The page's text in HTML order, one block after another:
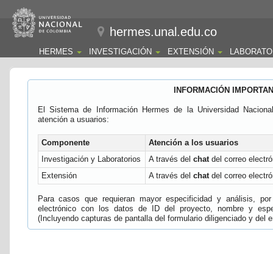
hermes.unal.edu.co
HERMES INVESTIGACIÓN EXTENSIÓN
INFORMACIÓN
El Sistema de Información Hermes de la Universidad
atención a usuarios:
Componente
Atención a los usuarios
Investigación y Laboratorios
A través del chatdel correo
Extensión
A través del chatdel correo
Para casos que requieran mayor especificidad y análisis,
electrónico con los datos de ID del proyecto, nombre y
(Incluyendo capturas de pantalla del formulario diligenciado y del